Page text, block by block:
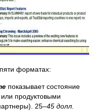
форматах:
показывает состояние
продуктовыми
25–45 долл.